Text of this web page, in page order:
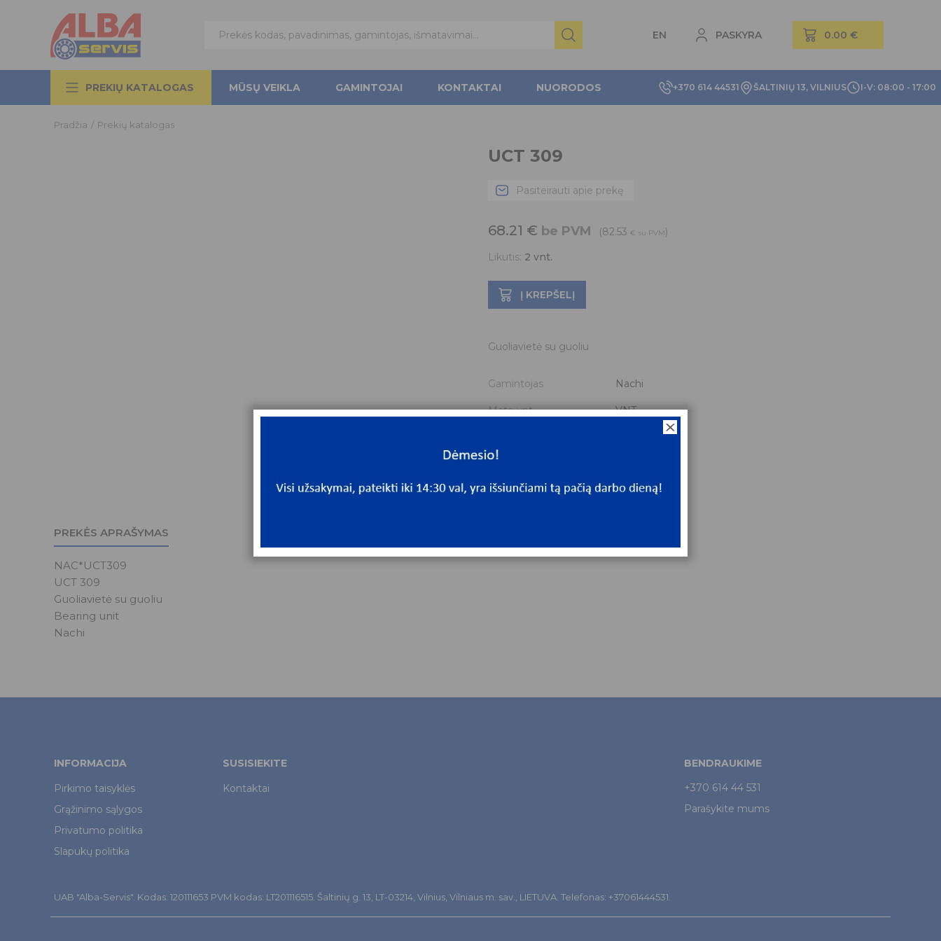
EN PASKYRA
+370 614 44531 ŠALTINIŲ 13, VILNIUS I-V: 08:00 - 17:00
PREKIŲ KATALOGAS MŪSŲ VEIKLA GAMINTOJAI KONTAKTAI NUORODOS
Pradžia / Prekių katalogas
UCT 309
Pasiteirauti apie prekę
68.21 € be PVM (82.53 € su PVM)
Likutis: 2 vnt.
Į KREPŠELĮ
Guoliavietė su guoliu
Gamintojas Nachi
Mato vnt. VNT
Mato vnt
PREKĖS APRAŠYMAS
NAC*UCT309
UCT 309
Guoliavietė su guoliu
Bearing unit
Nachi
INFORMACIJA
Pirkimo taisyklės
Grąžinimo sąlygos
Privatumo politika
Slapukų politika
SUSISIEKITE
Kontaktai
BENDRAUKIME
+370 614 44 531
Parašykite mums
UAB "Alba-Servis". Kodas: 120111653 PVM kodas: LT201116515. Šaltinių g. 13, LT-03214, Vilnius, Vilniaus m. sav., LIETUVA. Telefonas: +37061444531.